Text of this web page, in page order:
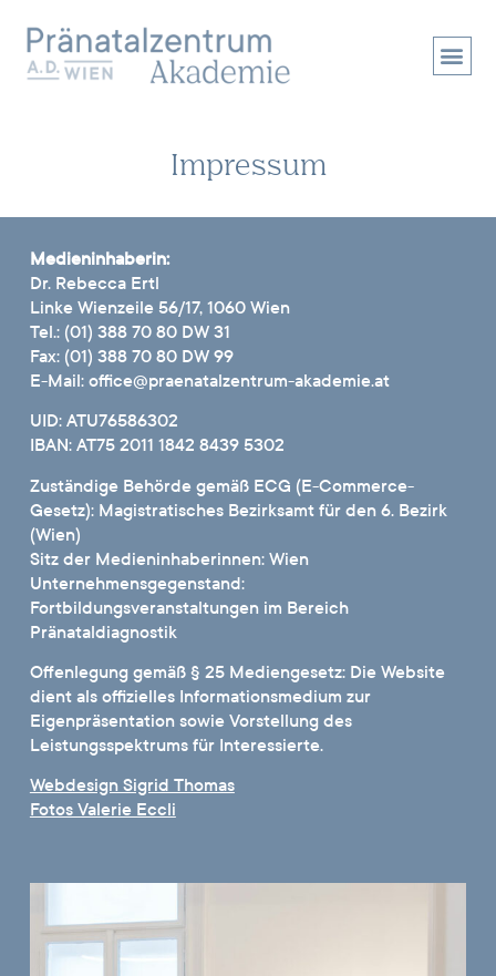
Impressum
Medieninhaberin:
Dr. Rebecca Ertl
Linke Wienzeile 56/17, 1060 Wien
Tel.: (01) 388 70 80 DW 31
Fax: (01) 388 70 80 DW 99
E-Mail: office@praenatalzentrum-akademie.at
UID: ATU76586302
IBAN: AT75 2011 1842 8439 5302
Zuständige Behörde gemäß ECG (E-Commerce-
Gesetz): Magistratisches Bezirksamt für den 6. Bezirk
(Wien)
Sitz der Medieninhaberinnen: Wien
Unternehmensgegenstand:
Fortbildungsveranstaltungen im Bereich
Pränataldiagnostik
Offenlegung gemäß § 25 Mediengesetz: Die Website
dient als offizielles Informationsmedium zur
Eigenpräsentation sowie Vorstellung des
Leistungsspektrums für Interessierte.
Webdesign Sigrid Thomas
Fotos Valerie Eccli